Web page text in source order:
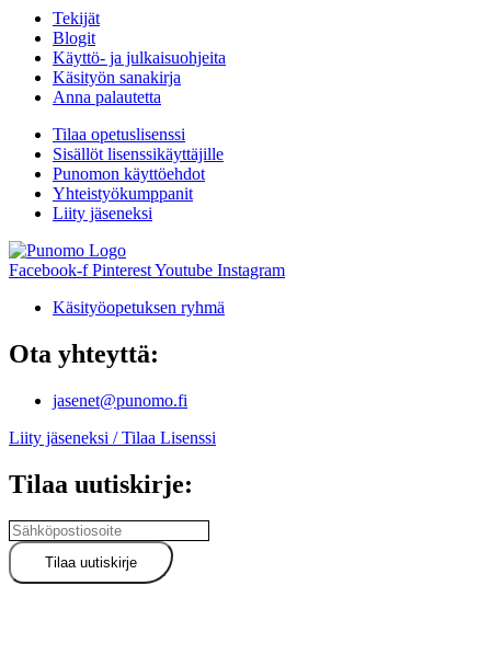
Tekijät
Blogit
Käyttö- ja julkaisuohjeita
Käsityön sanakirja
Anna palautetta
Tilaa opetuslisenssi
Sisällöt lisenssikäyttäjille
Punomon käyttöehdot
Yhteistyökumppanit
Liity jäseneksi
Facebook-f PinterestYoutube Instagram
Käsityöopetuksen ryhmä
Ota yhteyttä:
jasenet@punomo.fi
Liity jäseneksi / Tilaa Lisenssi
Tilaa uutiskirje: